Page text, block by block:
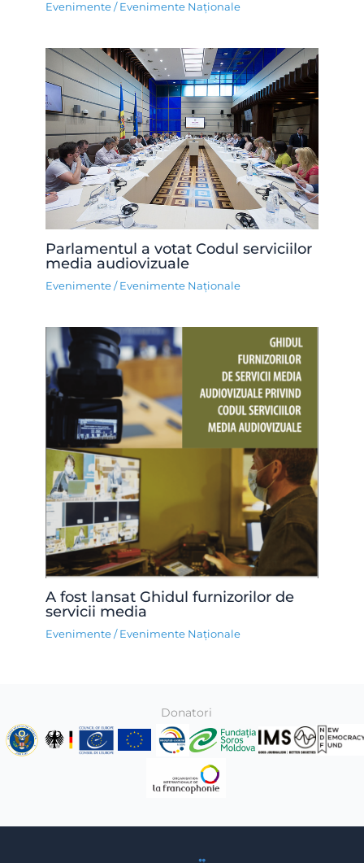
Evenimente / Evenimente Naționale
Parlamentul a votat Codul serviciilor
media audiovizuale
Evenimente / Evenimente Naționale
A fost lansat Ghidul furnizorilor de
servicii media
Evenimente / Evenimente Naționale
Donatori